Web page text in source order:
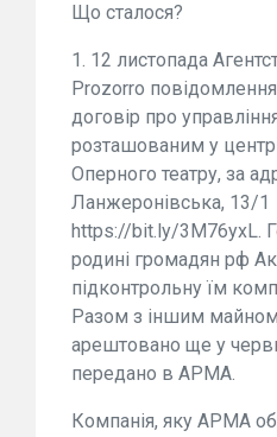
Що сталося?
1. 12 листопада
Prozorro
договір про
розташованим у
Оперного театру, за
Ланжеронівська, 13/1
https://bit.ly/3M76yxL.
родині громадян рф
підконтрольну їм
Разом з іншим
арештовано ще у
передано в АРМА.
Компанія, яку АРМА